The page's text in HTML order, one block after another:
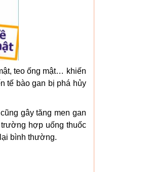
teo ống mật… khiến
tế bào gan bị phá hủy
gây tăng men gan
hợp uống thuốc
bình thường.